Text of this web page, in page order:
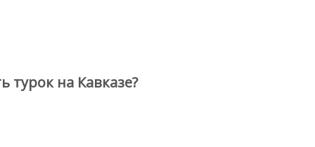
турок на Кавказе?